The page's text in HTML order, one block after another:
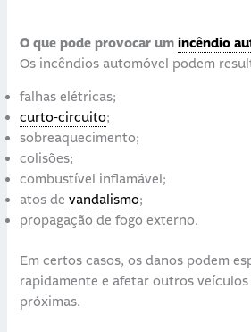
O que pode provocar umincêndio
Os incêndios automóvel podem
falhas elétricas;
curto-circuito;
sobreaquecimento;
colisões;
combustível inflamável;
atos devandalismo;
propagação de fogo externo.
Em certos casos, os danos podem
rapidamente e afetar outros
próximas.